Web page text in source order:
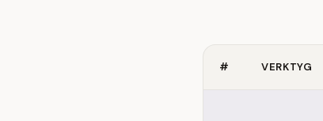
# VERKTYG